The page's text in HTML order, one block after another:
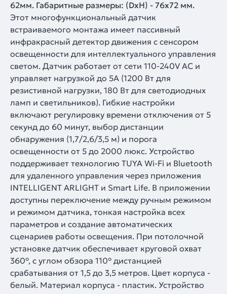
62мм. Габаритные размеры: (DxH) - 76х72 мм.
Этот многофункциональный датчик
встраиваемого монтажа имеет пассивный
инфракрасный детектор движения с сенсором
освещенности для интеллектуального управления
светом. Датчик работает от сети 110-240V AC и
управляет нагрузкой до 5А (1200 Вт для
резистивной нагрузки, 180 Вт для светодиодных
ламп и светильников). Гибкие настройки
включают регулировку времени отключения от 5
секунд до 60 минут, выбор дистанции
обнаружения (1,7/2,6/3,5 м) и порога
освещенности от 5 до 2000 люкс. Устройство
поддерживает технологию TUYA Wi-Fi и Bluetooth
для удаленного управления через приложения
INTELLIGENT ARLIGHT и Smart Life. В приложении
доступны переключение между ручным режимом
и режимом датчика, тонкая настройка всех
параметров и создание автоматических
сценариев работы освещения. При потолочной
установке датчик обеспечивает круговой охват
360°, с углом обзора 110° дистанцией
срабатывания от 1,5 до 3,5 метров. Цвет корпуса -
белый. Материал корпуса - пластик. Устройство